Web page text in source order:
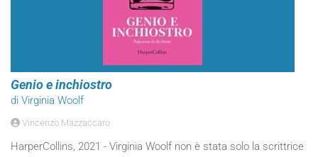
Genio e inchiostro
di Virginia Woolf
Vincenzo Mazzaccaro
HarperCollins, 2021 - Virginia Woolf non è stata solo la scrittrice